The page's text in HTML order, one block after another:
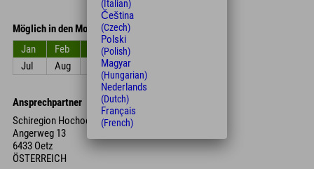
Möglich in den Monaten
Jan
Feb Mrz Apr
Jul
Aug Sep Okt
Ansprechpartner
Schiregion Hochoetz Erschließungs-GmbH
Angerweg 13
6433 Oetz
ÖSTERREICH
(Italian)
Čeština
(Czech)
Polski
(Polish)
Magyar
(Hungarian)
Nederlands
(Dutch)
Français
(French)